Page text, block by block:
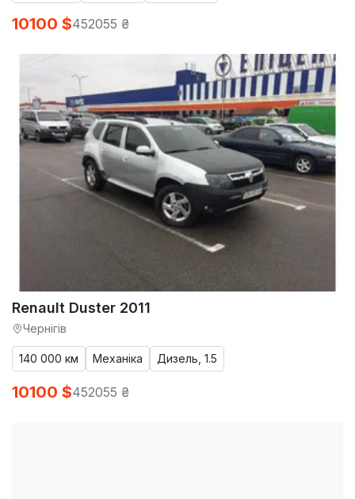
10100 $452055 ₴
Renault Duster 2011
Чернігів
140 000 км Механіка Дизель, 1.5
10100 $452055 ₴